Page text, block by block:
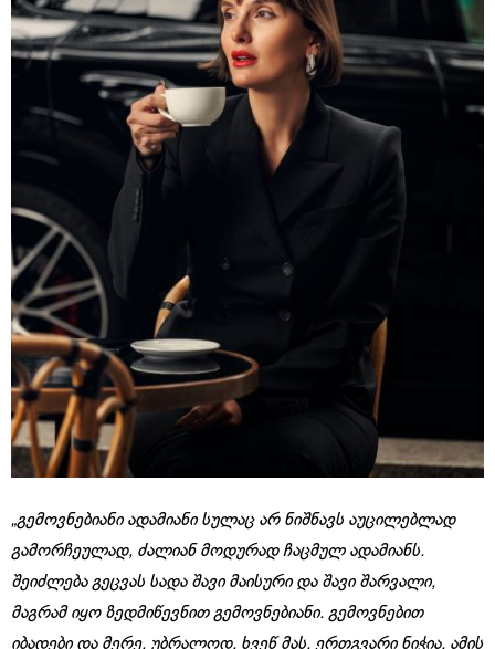
„გემოვნებიანი ადამიანი სულაც არ ნიშნავს აუცილებლად
გამორჩეულად, ძალიან მოდურად ჩაცმულ ადამიანს.
შეიძლება გეცვას სადა შავი მაისური და შავი შარვალი,
მაგრამ იყო ზედმიწევნით გემოვნებიანი. გემოვნებით
იბადები და მერე, უბრალოდ, ხვეწ მას. ერთგვარი ნიჭია. ამის